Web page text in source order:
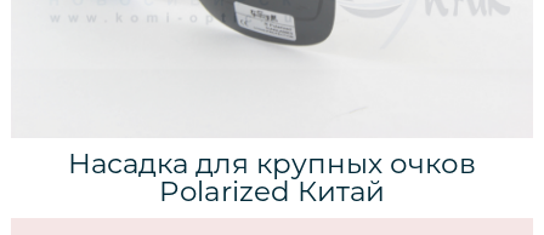
Насадка для крупных очков
Polarized Китай